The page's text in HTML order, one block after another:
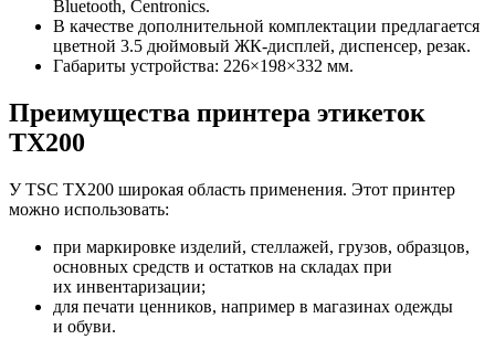
Bluetooth, Centronics.
В качестве дополнительной комплектации предлагается
цветной 3.5 дюймовый ЖК-дисплей, диспенсер, резак.
Габариты устройства: 226×198×332 мм.
Преимущества принтера этикеток
TX200
У TSC TX200 широкая область применения. Этот принтер
можно использовать:
при маркировке изделий, стеллажей, грузов, образцов,
основных средств и остатков на складах при
их инвентаризации;
для печати ценников, например в магазинах одежды
и обуви.